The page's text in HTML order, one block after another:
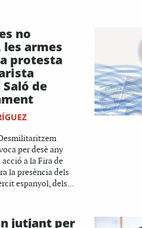
no
armes
protesta
de
per desè any
a la Fira de
la presència dels
espanyol, dels...
jutjant per